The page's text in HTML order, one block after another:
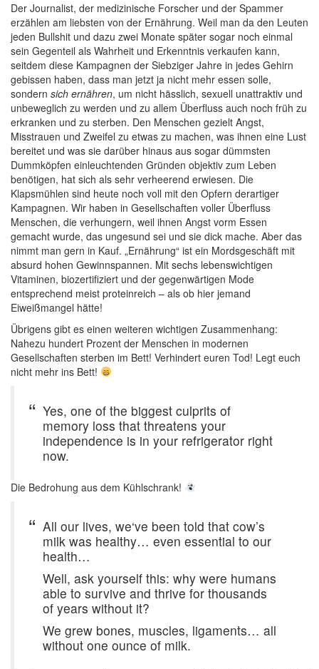
Der Journalist, der medizinische Forscher und der Spammer
erzählen am liebsten von der Ernährung. Weil man da den Leuten
jeden Bullshit und dazu zwei Monate später sogar noch einmal
sein Gegenteil als Wahrheit und Erkenntnis verkaufen kann,
seitdem diese Kampagnen der Siebziger Jahre in jedes Gehirn
gebissen haben, dass man jetzt ja nicht mehr essen solle,
sondern sich ernähren, um nicht hässlich, sexuell unattraktiv und
unbeweglich zu werden und zu allem Überfluss auch noch früh zu
erkranken und zu sterben. Den Menschen gezielt Angst,
Misstrauen und Zweifel zu etwas zu machen, was ihnen eine Lust
bereitet und was sie darüber hinaus aus sogar dümmsten
Dummköpfen einleuchtenden Gründen objektiv zum Leben
benötigen, hat sich als sehr verheerend erwiesen. Die
Klapsmühlen sind heute noch voll mit den Opfern derartiger
Kampagnen. Wir haben in Gesellschaften voller Überfluss
Menschen, die verhungern, weil ihnen Angst vorm Essen
gemacht wurde, das ungesund sei und sie dick mache. Aber das
nimmt man gern in Kauf. „Ernährung“ ist ein Mordsgeschäft mit
absurd hohen Gewinnspannen. Mit sechs lebenswichtigen
Vitaminen, biozertifiziert und der gegenwärtigen Mode
entsprechend meist proteinreich – als ob hier jemand
Eiweißmangel hätte!
Übrigens gibt es einen weiteren wichtigen Zusammenhang:
Nahezu hundert Prozent der Menschen in modernen
Gesellschaften sterben im Bett! Verhindert euren Tod! Legt euch
nicht mehr ins Bett!
Yes, one of the biggest culprits of
memory loss that threatens your
independence is in your refrigerator right
now.
Die Bedrohung aus dem Kühlschrank!
All our lives, we‘ve been told that cow’s
milk was healthy… even essential to our
health…
Well, ask yourself this: why were humans
able to survive and thrive for thousands
of years without it?
We grew bones, muscles, ligaments… all
without one ounce of milk.